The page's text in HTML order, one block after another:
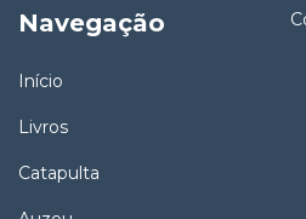
Navegação
Início
Livros
Catapulta